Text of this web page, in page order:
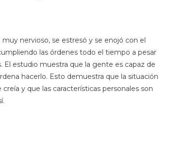
nervioso, se estresó y se enojó con el
las órdenes todo el tiempo a pesar
estudio muestra que la gente es capaz de
hacerlo. Esto demuestra que la situación
y que las características personales son